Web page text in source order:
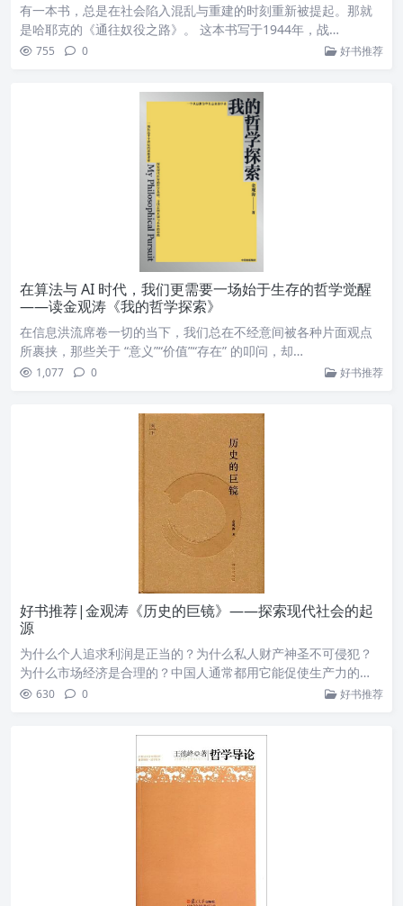
有一本书，总是在社会陷入混乱与重建的时刻重新被提起。那就
是哈耶克的《通往奴役之路》。 这本书写于1944年，战…
755 0 好书推荐
在算法与 AI 时代，我们更需要一场始于生存的哲学觉醒
——读金观涛《我的哲学探索》
在信息洪流席卷一切的当下，我们总在不经意间被各种片面观点
所裹挟，那些关于 “意义”“价值”“存在” 的叩问，却…
1,077 0 好书推荐
好书推荐|金观涛《历史的巨镜》——探索现代社会的起
源
为什么个人追求利润是正当的？为什么私人财产神圣不可侵犯？
为什么市场经济是合理的？中国人通常都用它能促使生产力的…
630 0 好书推荐